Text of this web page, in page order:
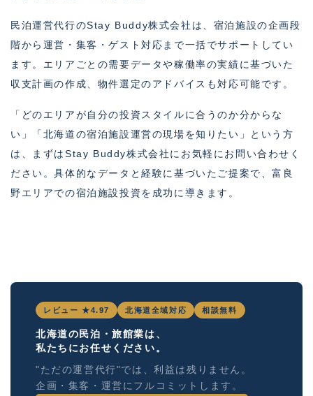
民泊運営代行のStay Buddy株式会社は、宿泊施設の企画段
階から運営・集客・ゲスト対応まで一括でサポートしてい
ます。エリアごとの需要データや稼働率の実績に基づいた
収支計画の作成、物件選定のアドバイスも対応可能です。
「どのエリアが自分の投資スタイルに合うのか分からな
い」「北海道の宿泊施設運営の現場を知りたい」という方
は、まずはStay Buddy株式会社にお気軽にお問い合わせく
ださい。具体的なデータと経験に基づいたご提案で、富良
野エリアでの宿泊施設投資を成功に導きます。
レビュー ★4.97 北海道全域対応 相談無料
北海道の民泊・旅館業は、
私たちにお任せください。
"ただの運営代行"では、利益は残りません。
企画・集客・運営にフルコミットします。